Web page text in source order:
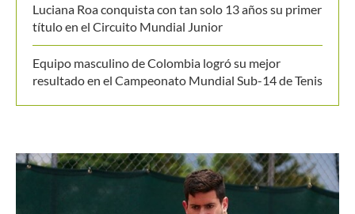
Luciana Roa conquista con tan solo 13 años su primer
título en el Circuito Mundial Junior
Equipo masculino de Colombia logró su mejor
resultado en el Campeonato Mundial Sub-14 de Tenis